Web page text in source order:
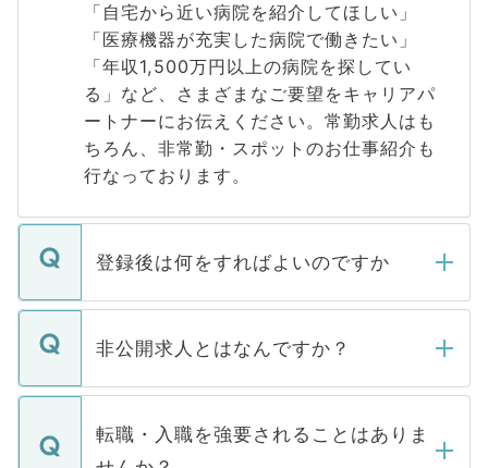
「自宅から近い病院を紹介してほしい」
「医療機器が充実した病院で働きたい」
「年収1,500万円以上の病院を探してい
る」など、さまざまなご要望をキャリアパ
ートナーにお伝えください。常勤求人はも
ちろん、非常勤・スポットのお仕事紹介も
行なっております。
登録後は何をすればよいのですか
ご登録いただきましたら、弊社担当者がご
登録内容を確認し、その後メールもしくは
ます。通常、5営業日以内にはご連絡をせて
いただきますので、しばらくお待ちくださ
非公開求人とはなんですか？
マイナビDOCTORで取り扱っている求人の
うち約3割は、Webサイトからご覧いただ
けない「非公開求人」です。非公開求人は
転職・入職を強要されることはありま